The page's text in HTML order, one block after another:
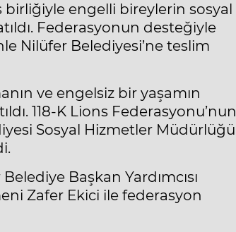
birliğiyle engelli bireylerin sosyal
Federasyonun desteğiyle
Nilüfer Belediyesi’ne teslim
ve engelsiz bir yaşamın
118-K Lions Federasyonu’nun
Sosyal Hizmetler Müdürlüğü
Başkan Yardımcısı
Zafer Ekici ile federasyon